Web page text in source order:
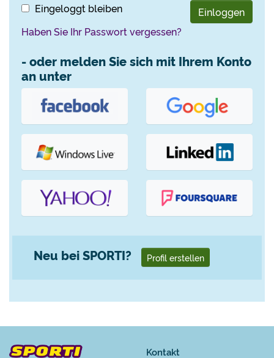
Eingeloggt bleiben
Einloggen
Haben Sie Ihr Passwort vergessen?
- oder melden Sie sich mit Ihrem Konto
an unter
Neu bei SPORTI? Profil erstellen
Kontakt